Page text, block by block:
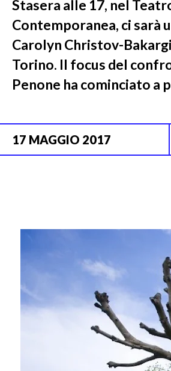
Stasera alle 17, nel
Contemporanea, ci sarà
Carolyn Christov-
Torino. Il focus del
Penone ha cominciato a
17 MAGGIO 2017